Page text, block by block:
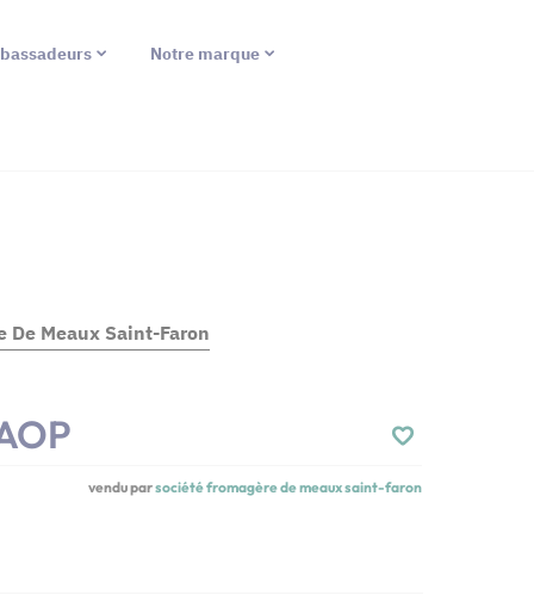
Notre marque
De Meaux Saint-Faron
vendu parsociété fromagère de meaux saint-faron